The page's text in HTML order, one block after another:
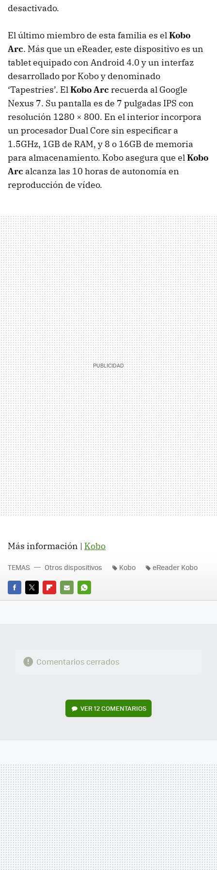
desactivado.
El último miembro de esta familia es elKobo
Arc. Más que un eReader, este dispositivo es un
tablet equipado con Android 4.0 y un interfaz
desarrollado por Kobo y denominado
‘Tapestries’. ElKobo Arc recuerda al Google
Nexus 7. Su pantalla es de 7 pulgadas IPS con
resolución 1280 × 800. En el interior incorpora
un procesador Dual Core sin especificar a
1.5GHz, 1GB de RAM, y 8 o 16GB de memoria
para almacenamiento. Kobo asegura que elKobo
Arc alcanza las 10 horas de autonomía en
reproducción de vídeo.
Más información | Kobo
FACEBOOK
TWITTERFLIPBOARD
E-
WHATSAPP
TEMAS Otros dispositivos Kobo eReader Kobo
Comentarios cerrados
VER12 COMENTARIOS